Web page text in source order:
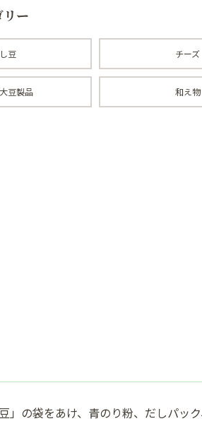
リー
豆 チーズ
豆製品 和え物
」の袋をあけ、青のり粉、だしパッ